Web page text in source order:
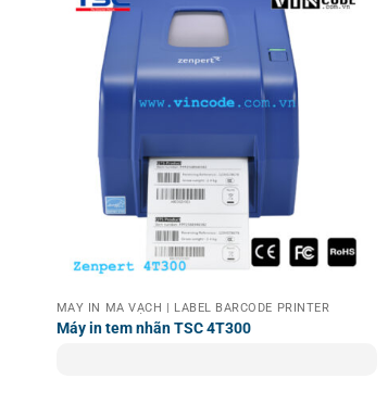
MÁY IN MÃ VẠCH | LABEL BARCODE PRINTER
Máy in tem nhãn TSC 4T300